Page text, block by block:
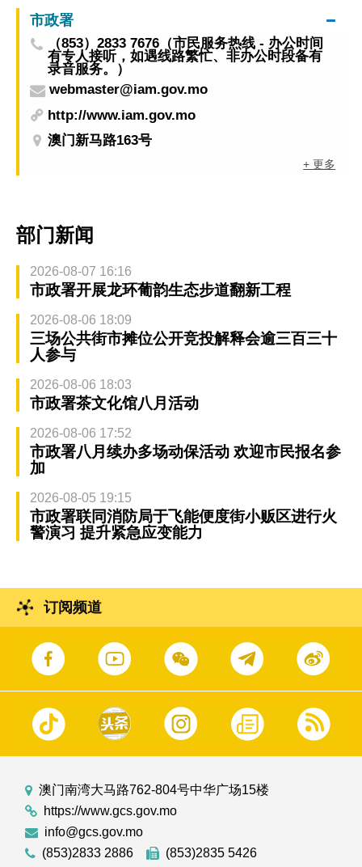
市政署
（853）2833 7676（市民服务热线 - 办公时间
有专人接听，如遇线路繁忙、非办公时段备有
录音服务。）
webmaster@iam.gov.mo
http://www.iam.gov.mo
澳门新马路163号
+ 更多
部门新闻
2026-08-07 16:16
市政署开展龙环葡韵生态步道翻新工程
2026-08-06 18:09
三场公共街市摊位公开竞投解释会逾三百三十
人参与
2026-08-06 18:03
市政署茶文化馆八月活动
2026-08-06 17:52
市政署八月续办多场动保活动 欢迎市民报名参
加
2026-08-05 19:15
市政署联同消防局于飞能便度街小贩区进行火
警演习 提升紧急应变能力
订阅频道
澳门南湾大马路762-804号中华广场15楼
https://www.gcs.gov.mo
info@gcs.gov.mo
(853)2833 2886
(853)2835 5426